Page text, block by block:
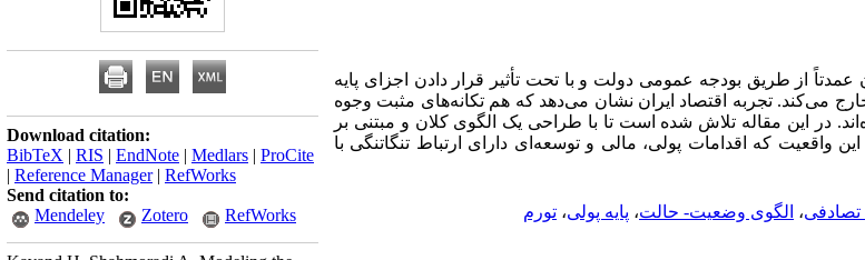
از طریق بودجه عمومی دولت و با تحت تأثیر قرار دادن اجزای پایه
می‌کند. تجربه اقتصاد ایران نشان می‌دهد که هم تکانه‌های مثبت وجوه
در این مقاله تلاش شده است تا با طراحی یک الگوی کلان و مبتنی بر
واقعیت که اقدامات پولی، مالی و توسعه‌ای دارای ارتباط تنگاتنگی با
تصادفی، الگوی وضعیت- حالت، پایه پولی، تورم
Download citation:
BibTeX | RIS | EndNote | Medlars | ProCite
| Reference Manager| RefWorks
Send citation to:
Mendeley
Zotero RefWorks